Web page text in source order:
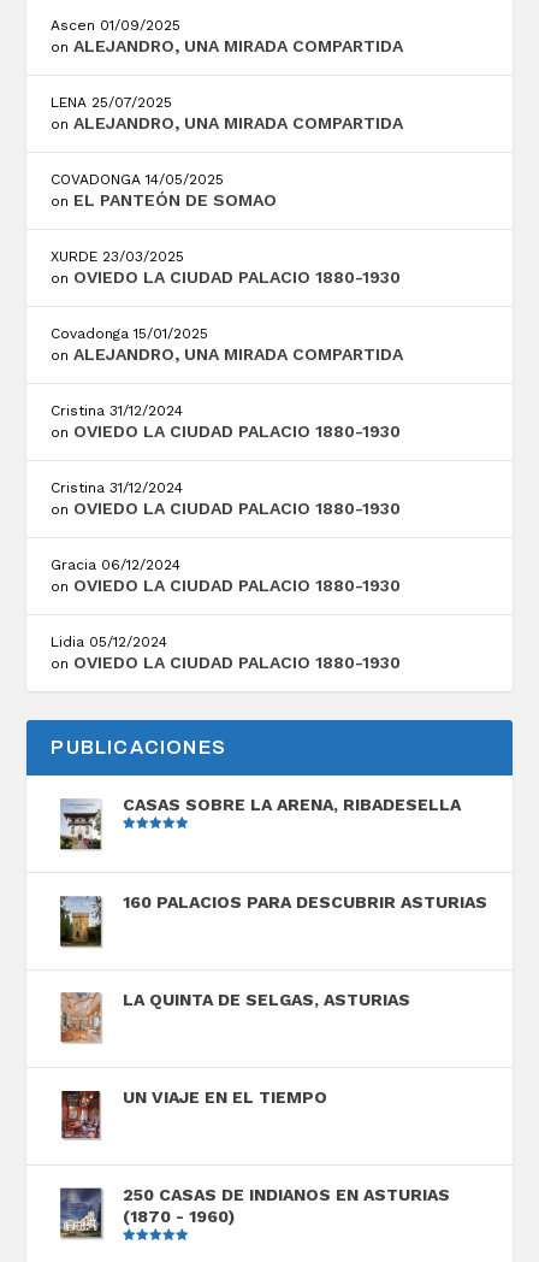
Ascen 01/09/2025
onALEJANDRO, UNA MIRADA COMPARTIDA
LENA 25/07/2025
onALEJANDRO, UNA MIRADA COMPARTIDA
COVADONGA 14/05/2025
on EL PANTEÓN DE SOMAO
XURDE 23/03/2025
on OVIEDO LA CIUDAD PALACIO 1880-1930
Covadonga 15/01/2025
onALEJANDRO, UNA MIRADA COMPARTIDA
Cristina 31/12/2024
on OVIEDO LA CIUDAD PALACIO 1880-1930
Cristina 31/12/2024
on OVIEDO LA CIUDAD PALACIO 1880-1930
Gracia 06/12/2024
on OVIEDO LA CIUDAD PALACIO 1880-1930
Lidia 05/12/2024
on OVIEDO LA CIUDAD PALACIO 1880-1930
PUBLICACIONES
CASAS SOBRE LA ARENA, RIBADESELLA
5
160 PALACIOS PARA DESCUBRIR ASTURIAS
LA QUINTA DE SELGAS, ASTURIAS
UN VIAJE EN EL TIEMPO
250 CASAS DE INDIANOS EN ASTURIAS
(1870 - 1960)